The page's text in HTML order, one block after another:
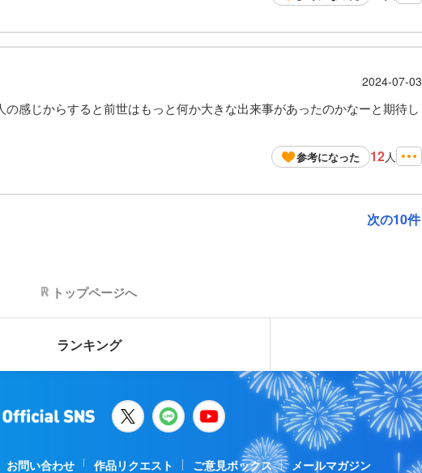
2024-07-03
感じからすると前世はもっと何か大きな出来事があったのかなーと期待し
参考になった 12人
次の10件
トップページへ
ランキング
お問い合わせ 作品リクエスト ご意見ボックス メールマガジン